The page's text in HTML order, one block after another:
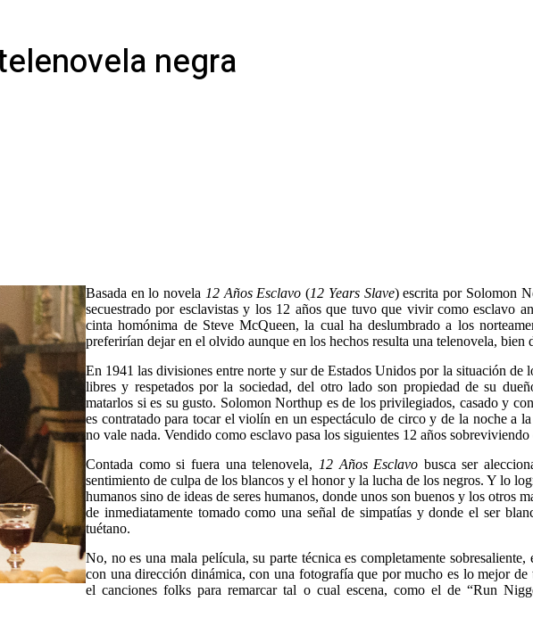
negra
Basada en lo novela 12 Años Esclavo(12 Years Slave) escrita por Solomon
secuestrado por esclavistas y los 12 años que tuvo que vivir como esclavo
cinta homónima de Steve McQueen, la cual ha deslumbrado a los
preferirían dejar en el olvido aunque en los hechos resulta una telenovela, bien
En 1941 las divisiones entre norte y sur de Estados Unidos por la situación de
libres y respetados por la sociedad, del otro lado son propiedad de su
matarlos si es su gusto. Solomon Northup es de los privilegiados, casado y
es contratado para tocar el violín en un espectáculo de circo y de la noche a
no vale nada. Vendido como esclavo pasa los siguientes 12 años
Contada como si fuera una telenovela, 12 Años Esclavo busca ser
sentimiento de culpa de los blancos y el honor y la lucha de los negros. Y lo
humanos sino de ideas de seres humanos, donde unos son buenos y los otros
de inmediatamente tomado como una señal de simpatías y donde el ser
tuétano.
No, no es una mala película, su parte técnica es completamente
con una dirección dinámica, con una fotografía que por mucho es lo mejor de
el canciones folks para remarcar tal o cual escena, como el de “Run